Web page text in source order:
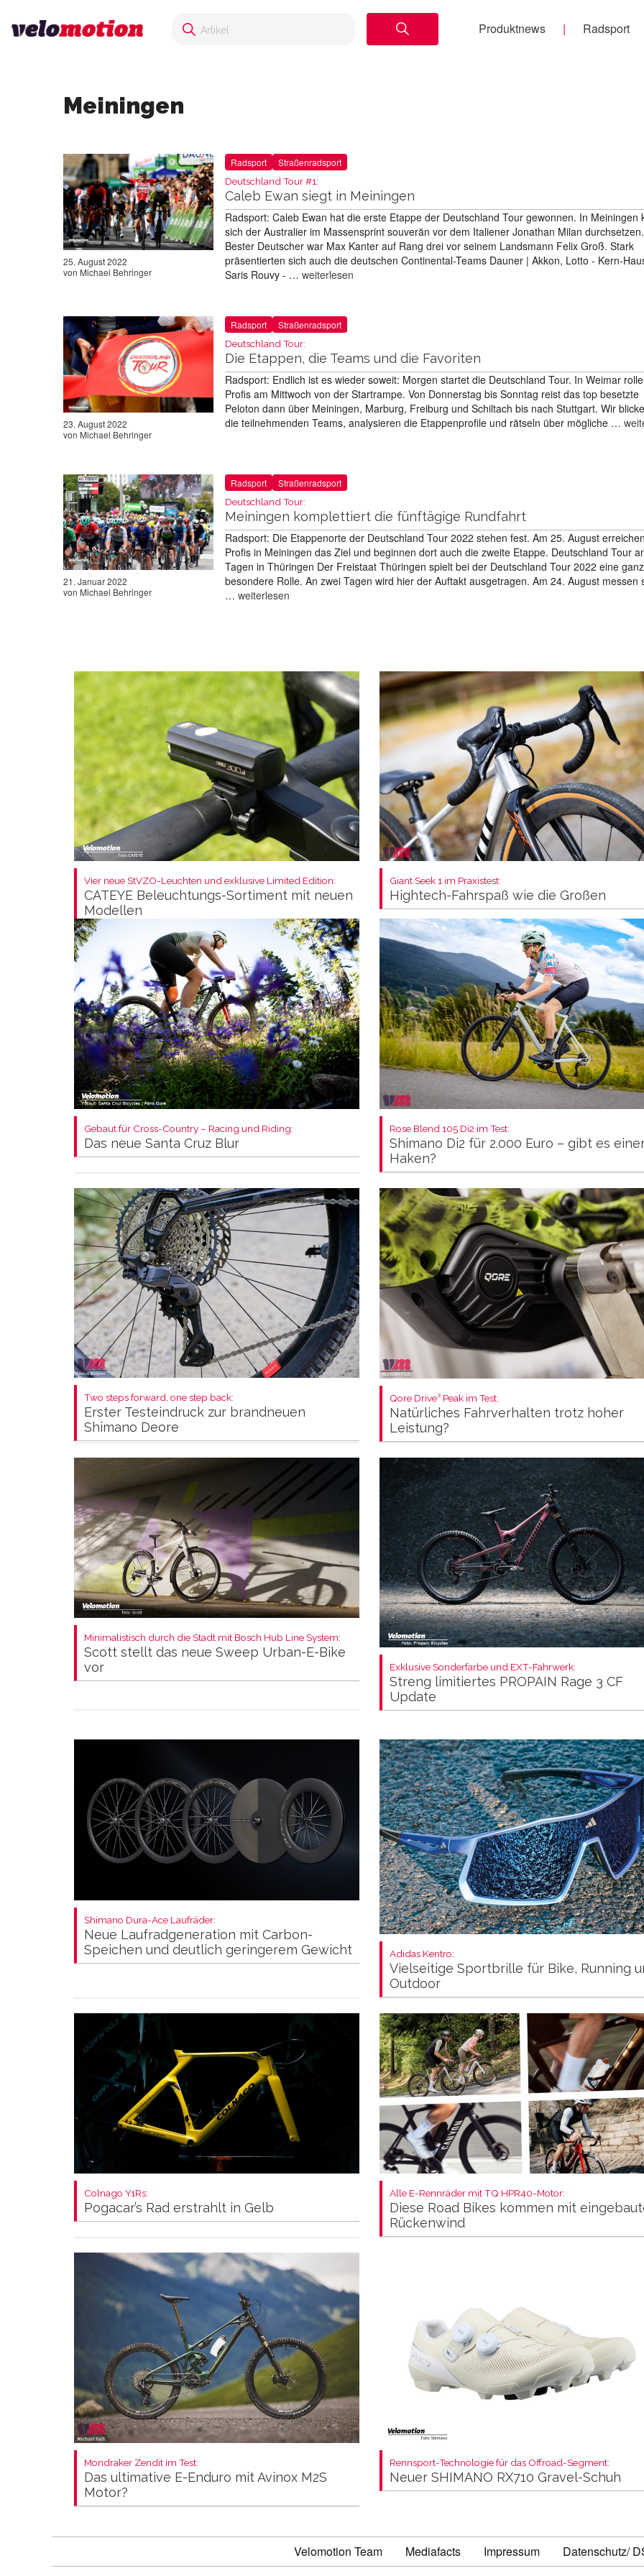
Produktnews Radsport
Meiningen
25. August 2022
von Michael Behringer
Radsport Straßenradsport
Deutschland Tour #1:
Caleb Ewan siegt in Meiningen
Radsport: Caleb Ewan hat die erste Etappe der Deutschland Tour gewonnen. In Meiningen
sich der Australier im Massensprint souverän vor dem Italiener Jonathan Milan durchsetzen.
Bester Deutscher war Max Kanter auf Rang drei vor seinem Landsmann Felix Groß. Stark
präsentierten sich auch die deutschen Continental-Teams Dauner | Akkon, Lotto - Kern-
Saris Rouvy - … weiterlesen
23. August 2022
von Michael Behringer
Radsport Straßenradsport
Deutschland Tour:
Die Etappen, die Teams und die Favoriten
Radsport: Endlich ist es wieder soweit: Morgen startet die Deutschland Tour. In Weimar
Profis am Mittwoch von der Startrampe. Von Donnerstag bis Sonntag reist das top besetzte
Peloton dann über Meiningen, Marburg, Freiburg und Schiltach bis nach Stuttgart. Wir
die teilnehmenden Teams, analysieren die Etappenprofile und rätseln über mögliche …
21. Januar 2022
von Michael Behringer
Radsport Straßenradsport
Deutschland Tour:
Meiningen komplettiert die fünftägige Rundfahrt
Radsport: Die Etappenorte der Deutschland Tour 2022 stehen fest. Am 25. August
Profis in Meiningen das Ziel und beginnen dort auch die zweite Etappe. Deutschland Tour
Tagen in Thüringen Der Freistaat Thüringen spielt bei der Deutschland Tour 2022 eine ganz
besondere Rolle. An zwei Tagen wird hier der Auftakt ausgetragen. Am 24. August messen
… weiterlesen
Vier neue StVZO-Leuchten und exklusive Limited Edition:
CATEYE Beleuchtungs-Sortiment mit neuen
Modellen
Giant Seek 1 im Praxistest:
Hightech-Fahrspaß wie die Großen
Gebaut für Cross-Country – Racing und Riding:
Das neue Santa Cruz Blur
Rose Blend 105 Di2 im Test:
Shimano Di2 für 2.000 Euro – gibt es
Haken?
Two steps forward, one step back:
Erster Testeindruck zur brandneuen
Shimano Deore
Qore Drive³ Peak im Test:
Natürliches Fahrverhalten trotz hoher
Leistung?
Minimalistisch durch die Stadt mit Bosch Hub Line System:
Scott stellt das neue Sweep Urban-E-Bike
vor
Exklusive Sonderfarbe und EXT-Fahrwerk:
Streng limitiertes PROPAIN Rage 3 CF
Update
Shimano Dura-Ace Laufräder:
Neue Laufradgeneration mit Carbon-
Speichen und deutlich geringerem Gewicht
Adidas Kentro:
Vielseitige Sportbrille für Bike, Running
Outdoor
Colnago Y1Rs:
Pogacar’s Rad erstrahlt in Gelb
Alle E-Rennräder mit TQ HPR40-Motor:
Diese Road Bikes kommen mit
Rückenwind
Mondraker Zendit im Test:
Das ultimative E-Enduro mit Avinox M2S
Motor?
Rennsport-Technologie für das Offroad-Segment:
Neuer SHIMANO RX710 Gravel-Schuh
Velomotion Team Mediafacts Impressum Datenschutz/